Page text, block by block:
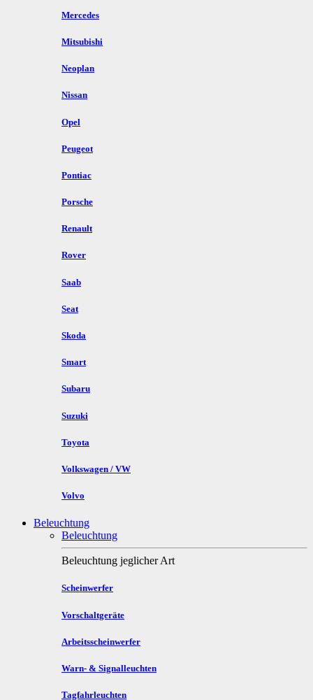
Mercedes
Mitsubishi
Neoplan
Nissan
Opel
Peugeot
Pontiac
Porsche
Renault
Rover
Saab
Seat
Skoda
Smart
Subaru
Suzuki
Toyota
Volkswagen / VW
Volvo
Beleuchtung
Beleuchtung
Beleuchtung jeglicher Art
Scheinwerfer
Vorschaltgeräte
Arbeitsscheinwerfer
Warn- & Signalleuchten
Tagfahrleuchten